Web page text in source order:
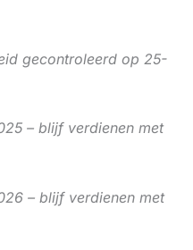
gecontroleerd op 25-
– blijf verdienen met
– blijf verdienen met